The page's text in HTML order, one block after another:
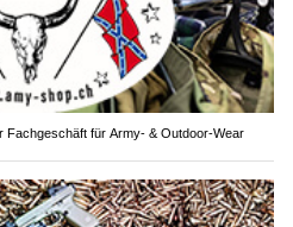
Fachgeschäft für Army- & Outdoor-Wear